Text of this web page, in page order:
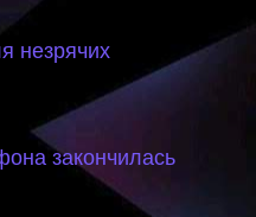
незрячих
закончилась